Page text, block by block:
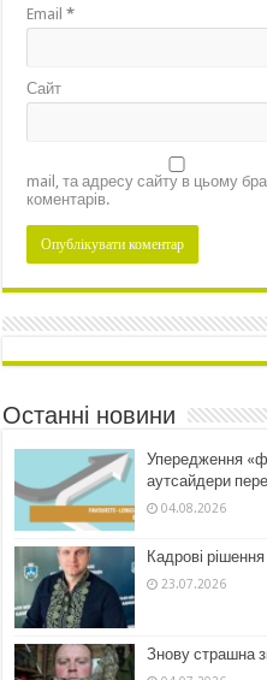
Email*
Сайт
mail, та адресу сайту в цьому
коментарів.
Останні новини
Упередження
аутсайдери
04.08.2026
Кадрові
23.07.2026
Знову страшна